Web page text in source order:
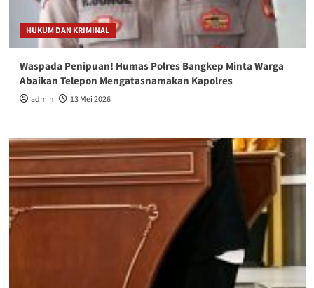
HUKUM DAN KRIMINAL
Waspada Penipuan! Humas Polres Bangkep Minta Warga
Abaikan Telepon Mengatasnamakan Kapolres
admin 13 Mei 2026